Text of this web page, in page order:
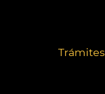
Trámites